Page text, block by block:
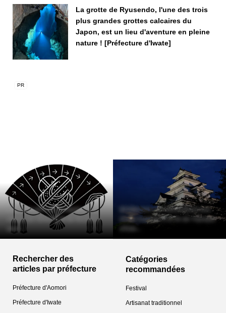
La grotte de Ryusendo, l'une des trois
plus grandes grottes calcaires du
Japon, est un lieu d'aventure en pleine
nature ! [Préfecture d'Iwate]
Durant la période Sengoku, il
régna sur Akita et fit de Noshiro
[Préfecture de Fukushima] Lieu
d'une tragédie à la fin de l'époque
Rechercher des
articles par préfecture
Préfecture d'Aomori
Préfecture d'Iwate
Catégories
recommandées
Festival
Artisanat traditionnel